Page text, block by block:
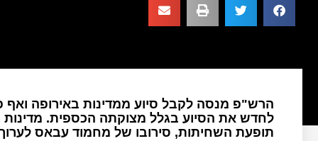
הרש"פ מנסה לקבל סיוע ממדינות באירופה
לחדש את הסיוע בגלל מצוקתה הכספית.
תופעת השחיתות, סירובו של מחמוד עבאס לערוך